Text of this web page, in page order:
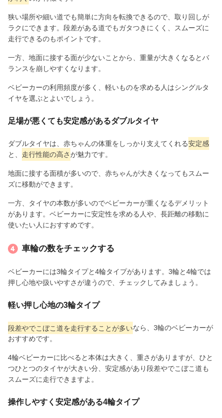
狭い場所や細い道でも簡単に方向を転換できるので、取り回しが
ラクにできます。段差がある道でもガタつきにくく、スムーズに
走行できるのもポイントです。
一方、地面に接する面が少ないことから、重量が大きくなるとバ
ランスを崩しやすくなります。
ベビーカーの利用頻度が多く、軽いものを求める人はシングルタ
イヤを選ぶとよいでしょう。
足場が悪くても安定感があるダブルタイヤ
ダブルタイヤは、赤ちゃんの体重をしっかり支えてくれる安定感
と、 走行性能の高さが魅力です。
地面に接する面積が多いので、赤ちゃんが大きくなってもスムー
ズに移動ができます。
一方、タイヤの本数が多いのでベビーカーが重くなるデメリット
があります。ベビーカーに安定性を求める人や、長距離の移動に
使いたい人におすすめです。
車輪の数をチェックする
ベビーカーには3輪タイプと4輪タイプがあります。3輪と4輪では
押し心地や扱いやすさが違うので、チェックしてみましょう。
軽い押し心地の3輪タイプ
段差やでこぼこ道を走行することが多いなら、3輪のベビーカーが
おすすめです。
4輪ベビーカーに比べると本体は大きく、重さがありますが、ひと
つひとつのタイヤが大きい分、安定感があり段差やでこぼこ道も
スムーズに走行できますよ。
操作しやすく安定感がある4輪タイプ